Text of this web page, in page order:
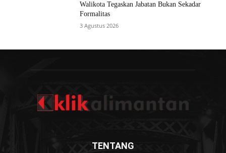
Walikota Tegaskan Jabatan Bukan Sekadar
Formalitas
3 Agustus 2026
TENTANG